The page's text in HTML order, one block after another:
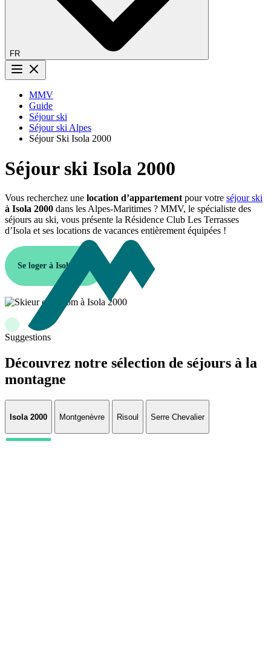
FR
Bouton menu
MMV
Guide
Séjour ski
Séjour ski Alpes
Séjour Ski Isola 2000
Séjour ski Isola 2000
Vous recherchez une location d’appartement pour votre séjour ski
à Isola 2000 dans les Alpes-Maritimes ? MMV, le spécialiste des
séjours au ski, vous présente la Résidence Club Les Terrasses
d’Isola et ses locations de vacances entièrement équipées !
Se loger à Isola 2000
Suggestions
Découvrez notre sélection de séjours à la
montagne
Isola 2000 Montgenèvre Risoul Serre Chevalier